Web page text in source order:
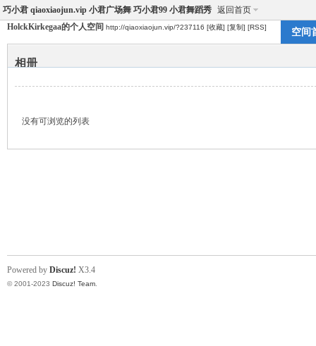
巧小君 qiaoxiaojun.vip 小君广场舞 巧小君99 小君舞蹈秀 返回首页
HolckKirkegaa的个人空间 http://qiaoxiaojun.vip/?237116 [收藏] [复制] [RSS] 空间
相册
没有可浏览的列表
Powered by Discuz! X3.4
© 2001-2023 Discuz! Team